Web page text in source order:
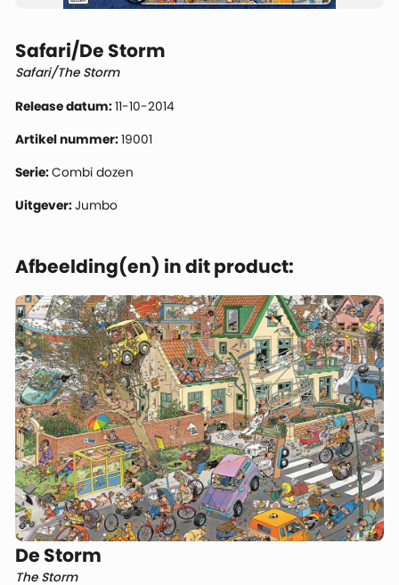
Safari/De Storm
Safari/The Storm
Release datum:11-10-2014
Artikel nummer:19001
Serie:Combi dozen
Uitgever:Jumbo
Afbeelding(en) in dit product:
De Storm
The Storm